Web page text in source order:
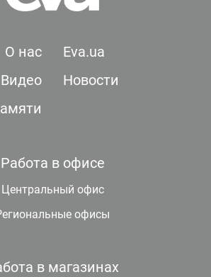
О нас
Eva.ua
Видео
Новости
Работа в офисе
Центральный офис
офисы
в магазинах